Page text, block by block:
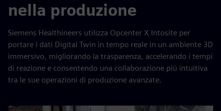
nella produzione
Siemens Healthineers utilizza Opcenter X Intosite per
portare i dati Digital Twin in tempo reale in un ambiente 3D
immersivo, migliorando la trasparenza, accelerando i tempi
di reazione e consentendo una collaborazione più intuitiva
tra le sue operazioni di produzione avanzate.